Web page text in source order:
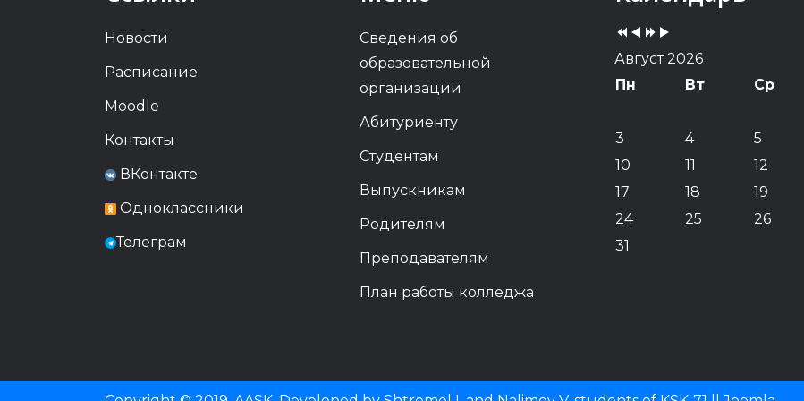
Новости
Расписание
Moodle
Контакты
ВКонтакте
Одноклассники
Телеграм
Сведения об
образовательной
организации
Абитуриенту
Студентам
Выпускникам
Родителям
Преподавателям
План работы колледжа
Year
Month
YearMonth
Август 2026
Пн
Вт Ср
3
4 5
10
11 12
17
18 19
24
25 26
31